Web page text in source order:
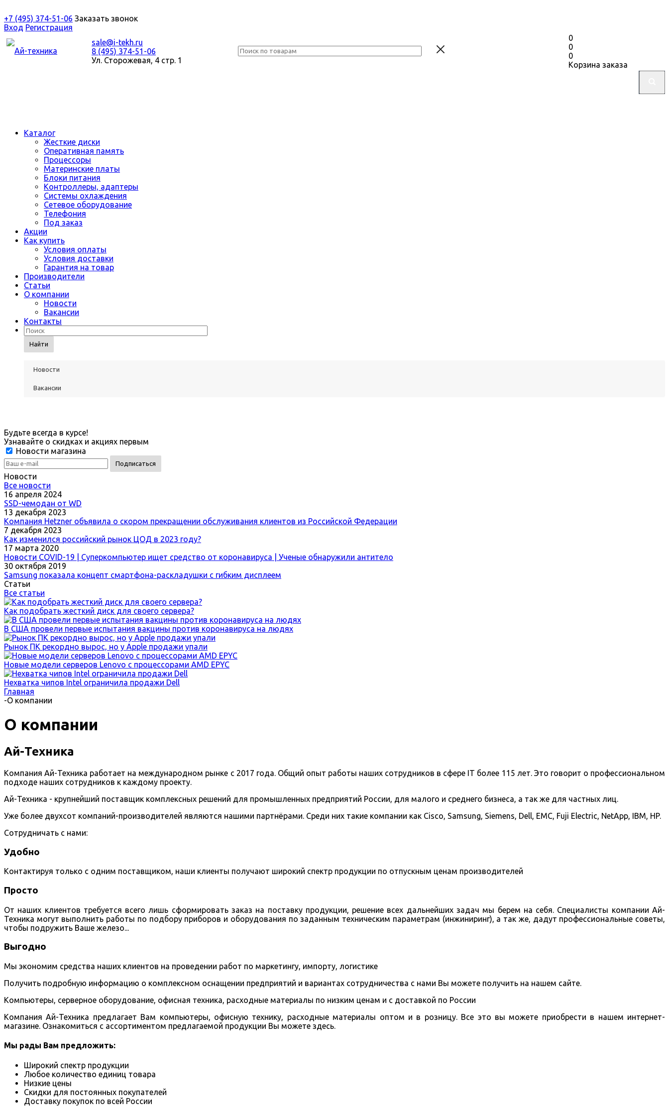
+7 (495) 374-51-06 Заказать звонок
Вход Регистрация
sale@i-tekh.ru
8 (495) 374-51-06
Ул. Сторожевая, 4 стр. 1
0
0
0
Корзина заказа
Каталог
Жесткие диски
Оперативная память
Процессоры
Материнские платы
Блоки питания
Контроллеры, адаптеры
Системы охлаждения
Сетевое оборудование
Телефония
Под заказ
Акции
Как купить
Условия оплаты
Условия доставки
Гарантия на товар
Производители
Статьи
О компании
Новости
Вакансии
Контакты
Найти
Новости
Вакансии
Будьте всегда в курсе!
Узнавайте о скидках и акциях первым
Новости магазина
Новости
Все новости
16 апреля 2024
SSD-чемодан от WD
13 декабря 2023
Компания Hetzner объявила о скором прекращении обслуживания клиентов из Российской Федерации
7 декабря 2023
Как изменился российский рынок ЦОД в 2023 году?
17 марта 2020
Новости COVID-19 | Суперкомпьютер ищет средство от коронавируса | Ученые обнаружили антитело
30 октября 2019
Samsung показала концепт смартфона-раскладушки с гибким дисплеем
Статьи
Все статьи
Как подобрать жесткий диск для своего сервера?
В США провели первые испытания вакцины против коронавируса на людях
Рынок ПК рекордно вырос, но у Apple продажи упали
Новые модели серверов Lenovo с процессорами AMD EPYC
Нехватка чипов Intel ограничила продажи Dell
Главная
-О компании
О компании
Ай-Техника
Компания Ай-Техника работает на международном рынке с 2017 года. Общий опыт работы наших сотрудников в сфере IT более 115 лет. Это говорит о профессиональном
подходе наших сотрудников к каждому проекту.
Ай-Техника - крупнейший поставщик комплексных решений для промышленных предприятий России, для малого и среднего бизнеса, а так же для частных лиц.
Уже более двухсот компаний-производителей являются нашими партнёрами. Среди них такие компании как Cisco, Samsung, Siemens, Dell, EMC, Fuji Electric, NetApp, IBM, HP.
Сотрудничать с нами:
Удобно
Контактируя только с одним поставщиком, наши клиенты получают широкий спектр продукции по отпускным ценам производителей
Просто
От наших клиентов требуется всего лишь сформировать заказ на поставку продукции, решение всех дальнейших задач мы берем на себя. Специалисты компании Ай-
Техника могут выполнить работы по подбору приборов и оборудования по заданным техническим параметрам (инжиниринг), а так же, дадут профессиональные советы,
чтобы подружить Ваше железо...
Выгодно
Мы экономим средства наших клиентов на проведении работ по маркетингу, импорту, логистике
Получить подробную информацию о комплексном оснащении предприятий и вариантах сотрудничества с нами Вы можете получить на нашем сайте.
Компьютеры, серверное оборудование, офисная техника, расходные материалы по низким ценам и с доставкой по России
Компания Ай-Техника предлагает Вам компьютеры, офисную технику, расходные материалы оптом и в розницу. Все это вы можете приобрести в нашем интернет-
магазине. Ознакомиться с ассортиментом предлагаемой продукции Вы можете здесь.
Мы рады Вам предложить:
Широкий спектр продукции
Любое количество единиц товара
Низкие цены
Скидки для постоянных покупателей
Доставку покупок по всей России